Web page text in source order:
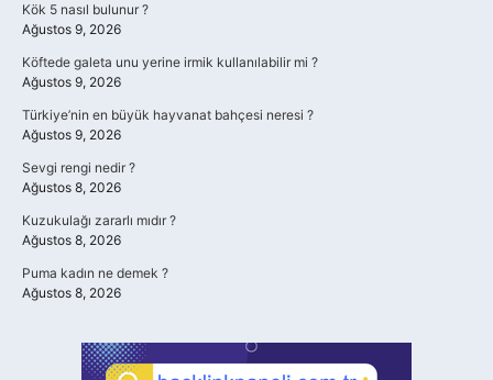
Kök 5 nasıl bulunur ?
Ağustos 9, 2026
Köftede galeta unu yerine irmik kullanılabilir mi ?
Ağustos 9, 2026
Türkiye’nin en büyük hayvanat bahçesi neresi ?
Ağustos 9, 2026
Sevgi rengi nedir ?
Ağustos 8, 2026
Kuzukulağı zararlı mıdır ?
Ağustos 8, 2026
Puma kadın ne demek ?
Ağustos 8, 2026